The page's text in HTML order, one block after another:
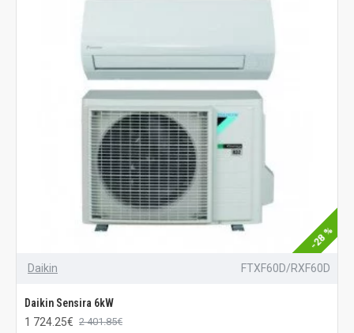
-28 %
Daikin FTXF60D/RXF60D
Daikin Sensira 6kW
1 724.25€ 2 401.85€